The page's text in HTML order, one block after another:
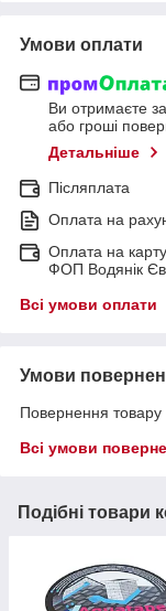
Умови оплати
Ви отримаєте
або гроші
Детальніше
Післяплата
Оплата на
Оплата на
ФОП Водянік
Всі умови оплати
Умови
Повернення товару
Всі умови
Подібні товари